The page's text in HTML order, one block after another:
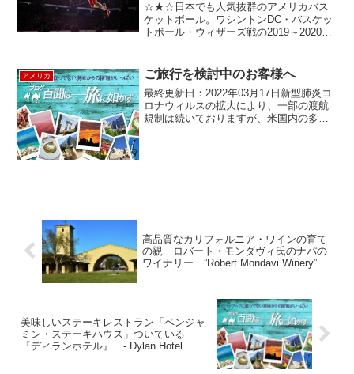
☆★☆日本でも人気抜群のアメリカバス
ケットボール。ワシントンDC・バスケッ
トボール・ウィザーズ戦の2019～2020年
入するのも楽しみのひとつ。日程表から
試合のある日...
アメリカ ご旅行を検討中のお客様へ
最終更新日：2022年03月17日新型肺炎コ
ロナウィルスの拡大により、一部の渡航
規制は続いておりますが、米国内の多く
高品質なカリフォルニア・ワインの育て
の親 ロバート・モンダヴィ氏のナパの
ワイナリー ”Robert Mondavi Winery”
美味しいステーキレストラン「ベンジャ
ミン・ステーキハウス」ついている
『ディランホテル』 - Dylan Hotel